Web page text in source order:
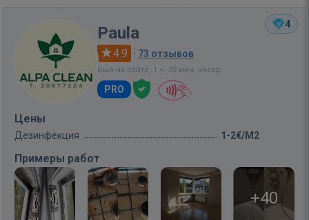
4
Paula
4.9 · 73 отзывов
Был на сайте: 1 ч. 32 мин. назад
PRO
Цены
Дезинфекция 1-2€/M2
Примеры работ
+40